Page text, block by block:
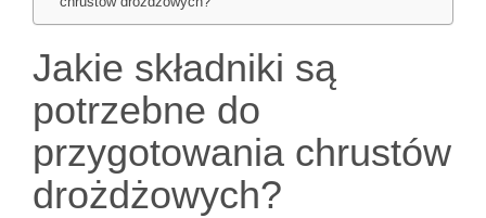
Jakie składniki są
potrzebne do
przygotowania chrustów
drożdżowych?